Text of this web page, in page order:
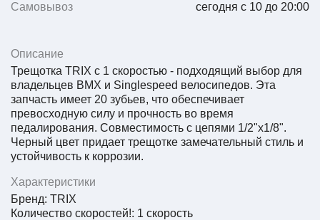
Самовывоз сегодня с 10 до 20:00
Описание
Трещотка TRIX с 1 скоростью - подходящий выбор для
владельцев BMX и Singlespeed велосипедов. Эта
запчасть имеет 20 зубьев, что обеспечивает
превосходную силу и прочность во время
педалирования. Совместимость с цепями 1/2"х1/8".
Черный цвет придает трещотке замечательный стиль и
устойчивость к коррозии.
Характеристики
Бренд: TRIX
Количество скоростей!: 1 скорость